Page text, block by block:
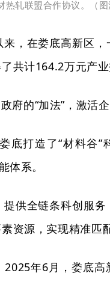
轧联盟合作协议。 （
， 在娄底高新区
共计164.2万元产业
的“加法”，激活企
娄底打造了“材料谷”
体系。
供全链条科创服
资源，实现精准匹
2025年6月，娄底高